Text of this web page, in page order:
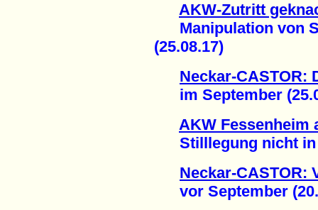
AKW-Zutritt
Manipulation von
(25.08.17)
Neckar-CASTOR:
im September
AKW Fessenheim
Stilllegung nicht in
Neckar-CASTOR:
vor September